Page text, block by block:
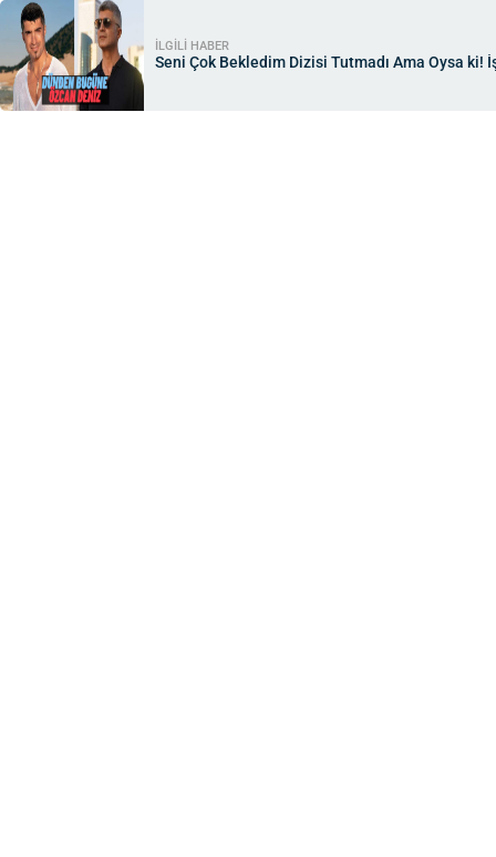
İLGİLİ HABER
Seni Çok Bekledim Dizisi Tutmadı Ama Oysa